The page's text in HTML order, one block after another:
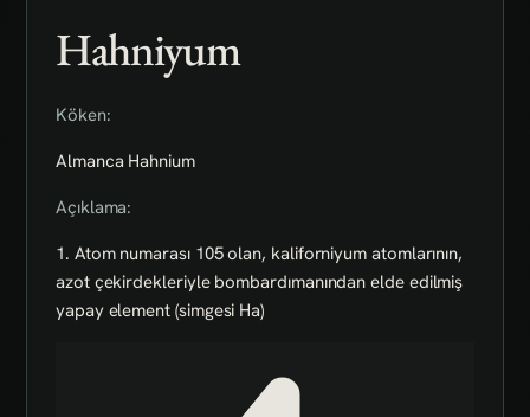
Hahniyum
Köken:
Almanca Hahnium
Açıklama:
1. Atom numarası 105 olan, kaliforniyum atomlarının,
azot çekirdekleriyle bombardımanından elde edilmiş
yapay element (simgesi Ha)